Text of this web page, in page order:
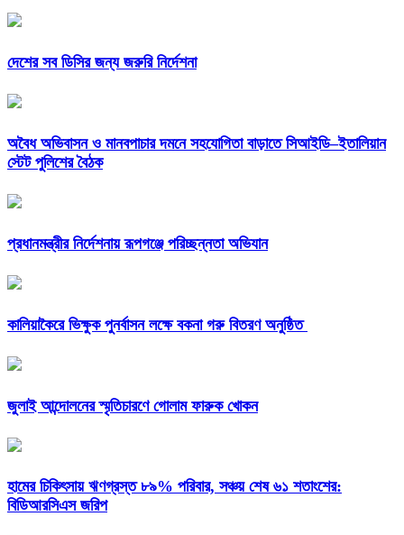
দেশের সব ডিসির জন্য জরুরি নির্দেশনা
অবৈধ অভিবাসন ও মানবপাচার দমনে সহযোগিতা বাড়াতে সিআইডি–ইতালিয়ান
স্টেট পুলিশের বৈঠক
প্রধানমন্ত্রীর নির্দেশনায় রূপগঞ্জে পরিচ্ছন্নতা অভিযান
কালিয়াকৈরে ভিক্ষুক পুনর্বাসন লক্ষে বকনা গরু বিতরণ অনুষ্ঠিত
জুলাই আন্দোলনের স্মৃতিচারণে গোলাম ফারুক খোকন
হামের চিকিৎসায় ঋণগ্রস্ত ৮৯% পরিবার, সঞ্চয় শেষ ৬১ শতাংশের:
বিডিআরসিএস জরিপ